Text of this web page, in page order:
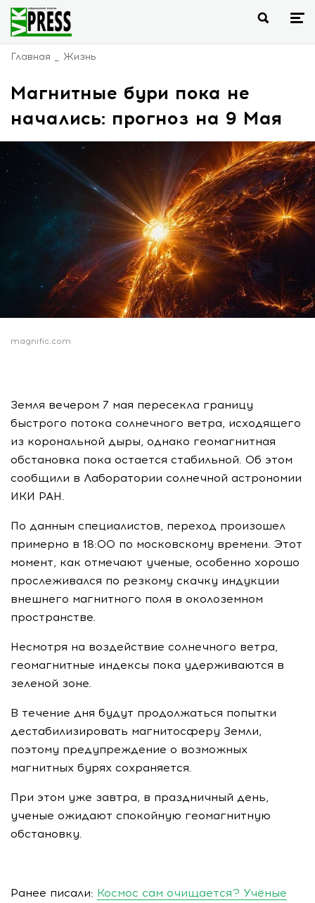
Главная Жизнь
Магнитные бури пока не
начались: прогноз на 9 Мая
magnific.com
Земля вечером 7 мая пересекла границу
быстрого потока солнечного ветра, исходящего
из корональной дыры, однако геомагнитная
обстановка пока остается стабильной. Об этом
сообщили в Лаборатории солнечной астрономии
ИКИ РАН.
По данным специалистов, переход произошел
примерно в 18:00 по московскому времени. Этот
момент, как отмечают ученые, особенно хорошо
прослеживался по резкому скачку индукции
внешнего магнитного поля в околоземном
пространстве.
Несмотря на воздействие солнечного ветра,
геомагнитные индексы пока удерживаются в
зеленой зоне.
В течение дня будут продолжаться попытки
дестабилизировать магнитосферу Земли,
поэтому предупреждение о возможных
магнитных бурях сохраняется.
При этом уже завтра, в праздничный день,
ученые ожидают спокойную геомагнитную
обстановку.
Ранее писали: Космос сам очищается? Учёные